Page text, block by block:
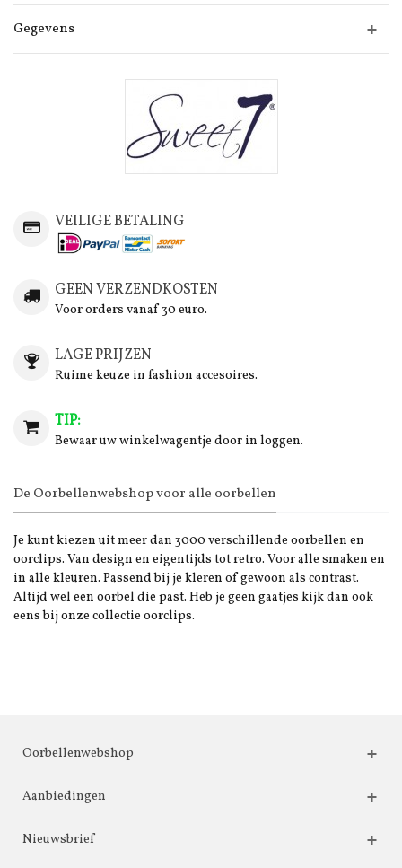
Gegevens
VEILIGE BETALING
GEEN VERZENDKOSTEN
Voor orders vanaf 30 euro.
LAGE PRIJZEN
Ruime keuze in fashion accesoires.
TIP:
Bewaar uw winkelwagentje door in loggen.
De Oorbellenwebshop voor alle oorbellen
Je kunt kiezen uit meer dan 3000 verschillende oorbellen en
oorclips. Van design en eigentijds tot retro. Voor alle smaken en
in alle kleuren. Passend bij je kleren of gewoon als contrast.
Altijd wel een oorbel die past. Heb je geen gaatjes kijk dan ook
eens bij onze collectie oorclips.
Oorbellenwebshop
Aanbiedingen
Nieuwsbrief